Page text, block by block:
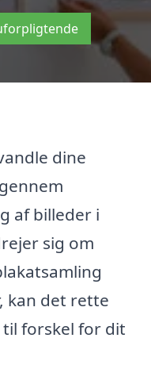
dine
af billeder i
sig om
kan det rette
forskel for dit